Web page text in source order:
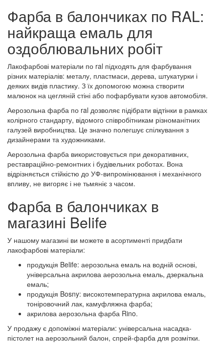
Фарба в балончиках по RAL:
найкраща емаль для
оздоблювальних робіт
Лакофарбові матеріали по ral підходять для фарбування
різних матеріалів: металу, пластмаси, дерева, штукатурки і
деяких видів пластику. З їх допомогою можна створити
малюнок на цегляній стіні або пофарбувати кузов автомобіля.
Аерозольна фарба по ral дозволяє підібрати відтінки в рамках
колірного стандарту, відомого співробітникам різноманітних
галузей виробництва. Це значно полегшує спілкування з
дизайнерами та художниками.
Аерозольна фарба використовується при декоративних,
реставраційно-ремонтних і будівельних роботах. Вона
відрізняється стійкістю до УФ-випромінювання і механічного
впливу, не вигоряє і не тьмяніє з часом.
Фарба в балончиках в
магазині Belife
У нашому магазині ви можете в асортименті придбати
лакофарбові матеріали:
продукція Belife: аерозольна емаль на водній основі,
універсальна акрилова аерозольна емаль, дзеркальна
емаль;
продукція Bosny: високотемпературна акрилова емаль,
тоніровочний лак, камуфляжна фарба;
акрилова аерозольна фарба Rino.
У продажу є допоміжні матеріали: універсальна насадка-
пістолет на аерозольний балон, спрей-фарба для розмітки.